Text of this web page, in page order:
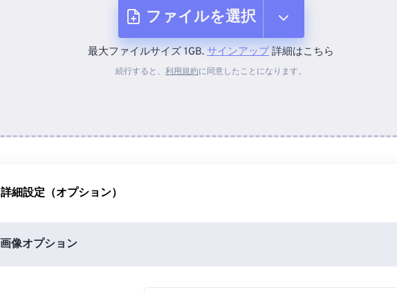
ファイルを選択
デバイスから
最大ファイルサイズ 1GB. サインアップ詳細はこちら
続行すると、 利用規約に同意したことになります。
詳細設定（オプション）
画像オプション